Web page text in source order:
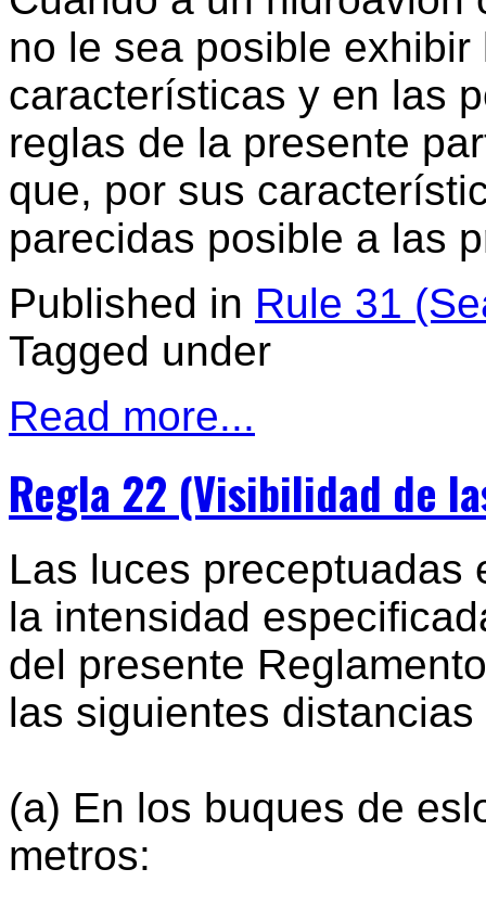
no le sea posible
características y en las
reglas de la presente
que, por sus
parecidas posible a las
Published in Rule 31
Tagged under
Read more...
Regla 22 (Visibilidad de
Las luces preceptuadas
la intensidad
del presente
las siguientes
(a) En los buques de
metros: